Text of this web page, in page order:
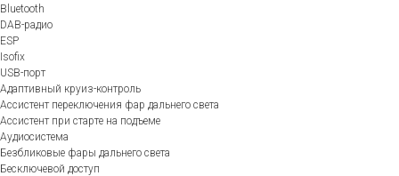
Bluetooth
DAB-радио
ESP
Isofix
USB-порт
Адаптивный круиз-контроль
Ассистент переключения фар дальнего света
Ассистент при старте на подъеме
Аудиосистема
Безбликовые фары дальнего света
Бесключевой доступ